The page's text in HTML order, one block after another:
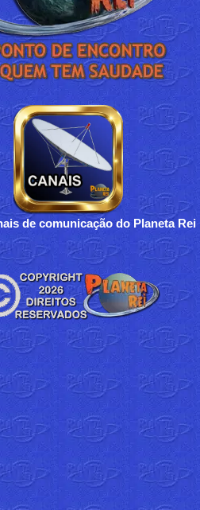
de comunicação do Planeta Rei